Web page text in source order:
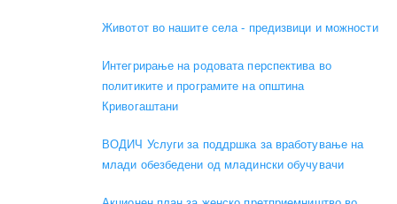
Животот во нашите села - предизвици и можности
Интегрирање на родовата перспектива во
политиките и програмите на општина
Кривогаштани
ВОДИЧ Услуги за поддршка за вработување на
млади обезбедени од младински обучувачи